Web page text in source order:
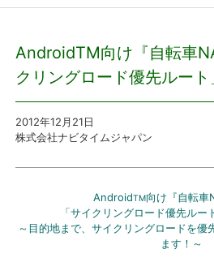
プレスリリース
プレスリリース
サービス
AndroidTM向け『自転車
クリングロード優先ルー
2012年12月21日
株式会社ナビタイムジャパン
AndroidTM向け『自転車
「サイクリングロード優先ルー
～目的地まで、サイクリングロードを優
ます！～